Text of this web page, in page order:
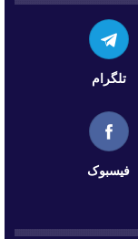
تلگرام
فیسبوک